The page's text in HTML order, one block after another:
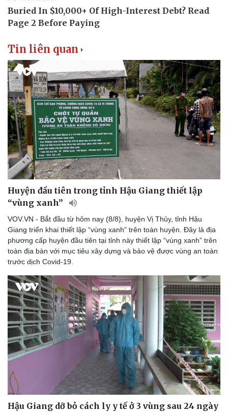
Thể thao
Bóng đá
Lịch thi đấu bóng đá
eSports
Hậu trường
Ô tô - Xe máy
Ô tô
Xe máy
Tin liên quan
Huyện đầu tiên trong tỉnh Hậu Giang thiết lập
“vùng xanh”
VOV.VN - Bắt đầu từ hôm nay (8/8), huyện Vị Thủy, tỉnh Hậu
Giang triển khai thiết lập “vùng xanh” trên toàn huyện. Đây là địa
phương cấp huyện đầu tiên tại tỉnh này thiết lập “vùng xanh” trên
toàn địa bàn với mục tiêu xây dựng và bảo vệ được vùng an toàn
trước dịch Covid-19.
Hậu Giang dỡ bỏ cách ly y tế ở 3 vùng sau 24 ngày